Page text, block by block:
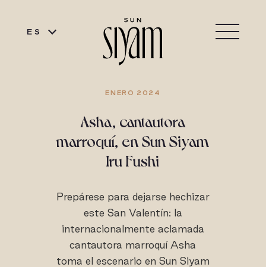
ES
ENERO 2024
Asha, cantautora
marroquí, en Sun Siyam
Iru Fushi
Prepárese para dejarse hechizar
este San Valentín: la
internacionalmente aclamada
cantautora marroquí Asha
toma el escenario en Sun Siyam